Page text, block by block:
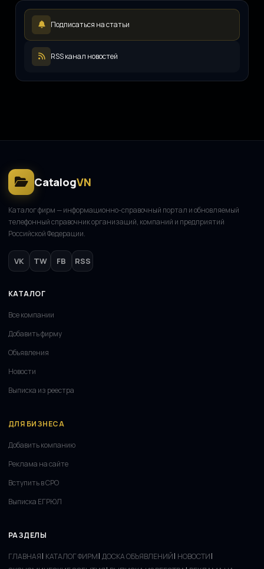
L 12.08.2025
Р
Русский инженерный клуб
Подписаться на статьи
RSS канал новостей
CatalogVN
Каталог фирм — информационно-справочный портал и обновляемый
телефонный справочник организаций, компаний и предприятий
Российской Федерации.
VK TW FB RSS
КАТАЛОГ
Все компании
Добавить фирму
Объявления
Новости
Выписка из реестра
ДЛЯ БИЗНЕСА
Добавить компанию
Реклама на сайте
Вступить в СРО
Выписка ЕГРЮЛ
РАЗДЕЛЫ
ГЛАВНАЯ| КАТАЛОГ ФИРМ| ДОСКА ОБЪЯВЛЕНИЙ| НОВОСТИ|